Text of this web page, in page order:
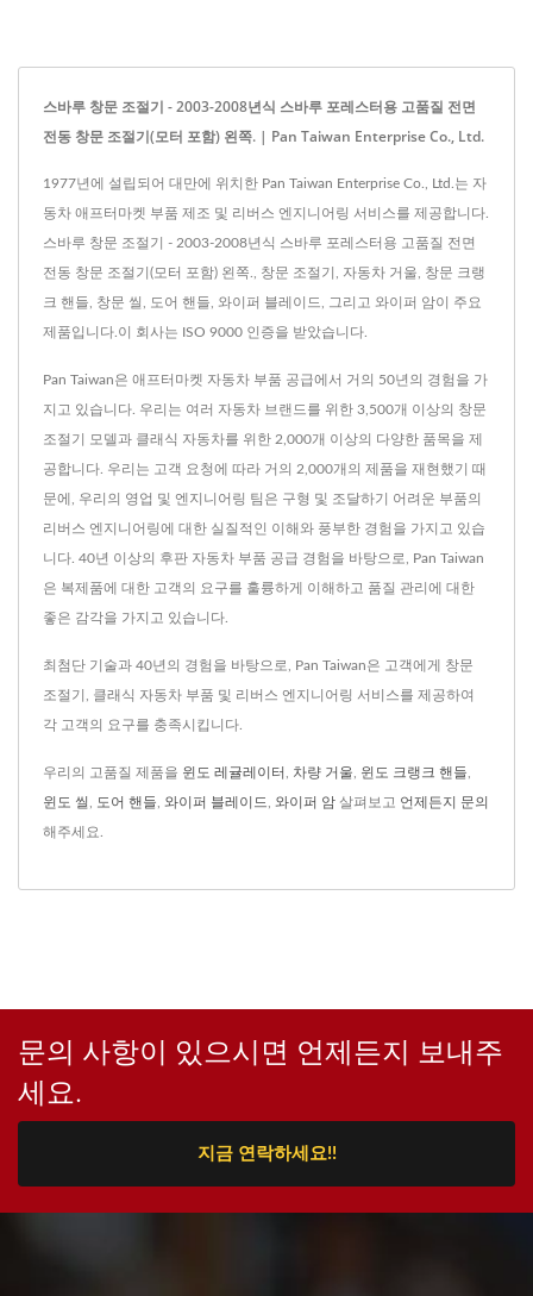
스바루 창문 조절기 - 2003-2008년식 스바루 포레스터용 고품질 전면
전동 창문 조절기(모터 포함) 왼쪽. | Pan Taiwan Enterprise Co., Ltd.
1977년에 설립되어 대만에 위치한 Pan Taiwan Enterprise Co., Ltd.는 자
동차 애프터마켓 부품 제조 및 리버스 엔지니어링 서비스를 제공합니다.
스바루 창문 조절기 - 2003-2008년식 스바루 포레스터용 고품질 전면
전동 창문 조절기(모터 포함) 왼쪽., 창문 조절기, 자동차 거울, 창문 크랭
크 핸들, 창문 씰, 도어 핸들, 와이퍼 블레이드, 그리고 와이퍼 암이 주요
제품입니다.이 회사는 ISO 9000 인증을 받았습니다.
Pan Taiwan은 애프터마켓 자동차 부품 공급에서 거의 50년의 경험을 가
지고 있습니다. 우리는 여러 자동차 브랜드를 위한 3,500개 이상의 창문
조절기 모델과 클래식 자동차를 위한 2,000개 이상의 다양한 품목을 제
공합니다. 우리는 고객 요청에 따라 거의 2,000개의 제품을 재현했기 때
문에, 우리의 영업 및 엔지니어링 팀은 구형 및 조달하기 어려운 부품의
리버스 엔지니어링에 대한 실질적인 이해와 풍부한 경험을 가지고 있습
니다. 40년 이상의 후판 자동차 부품 공급 경험을 바탕으로, Pan Taiwan
은 복제품에 대한 고객의 요구를 훌륭하게 이해하고 품질 관리에 대한
좋은 감각을 가지고 있습니다.
최첨단 기술과 40년의 경험을 바탕으로, Pan Taiwan은 고객에게 창문
조절기, 클래식 자동차 부품 및 리버스 엔지니어링 서비스를 제공하여
각 고객의 요구를 충족시킵니다.
우리의 고품질 제품을 윈도 레귤레이터 차량 거울 윈도 크랭크 핸들
윈도 씰 도어 핸들 와이퍼 블레이드 와이퍼 암 살펴보고 언제든지 문의
해주세요.
문의 사항이 있으시면 언제든지 보내주
세요.
지금 연락하세요!!